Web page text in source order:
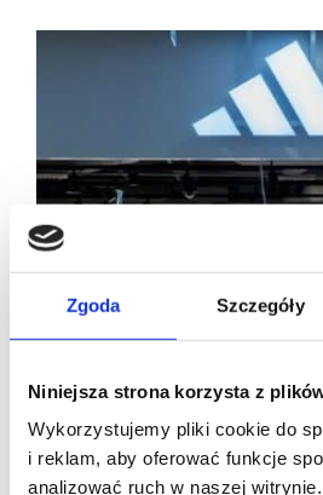
Zgoda Szczegóły
Niniejsza strona korzysta z
Wykorzystujemy pliki cookie do
i reklam, aby oferować funkcje
analizować ruch w naszej